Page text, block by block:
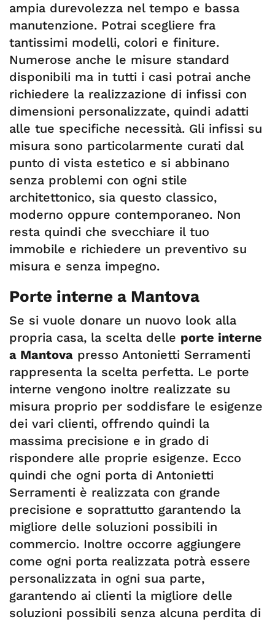
ampia durevolezza nel tempo e bassa
manutenzione. Potrai scegliere fra
tantissimi modelli, colori e finiture.
Numerose anche le misure standard
disponibili ma in tutti i casi potrai anche
richiedere la realizzazione di infissi con
dimensioni personalizzate, quindi adatti
alle tue specifiche necessità. Gli infissi su
misura sono particolarmente curati dal
punto di vista estetico e si abbinano
senza problemi con ogni stile
architettonico, sia questo classico,
moderno oppure contemporaneo. Non
resta quindi che svecchiare il tuo
immobile e richiedere un preventivo su
misura e senza impegno.
Porte interne a Mantova
Se si vuole donare un nuovo look alla
propria casa, la scelta delle porte interne
a Mantova presso Antonietti Serramenti
rappresenta la scelta perfetta. Le porte
interne vengono inoltre realizzate su
misura proprio per soddisfare le esigenze
dei vari clienti, offrendo quindi la
massima precisione e in grado di
rispondere alle proprie esigenze. Ecco
quindi che ogni porta di Antonietti
Serramenti è realizzata con grande
precisione e soprattutto garantendo la
migliore delle soluzioni possibili in
commercio. Inoltre occorre aggiungere
come ogni porta realizzata potrà essere
personalizzata in ogni sua parte,
garantendo ai clienti la migliore delle
soluzioni possibili senza alcuna perdita di